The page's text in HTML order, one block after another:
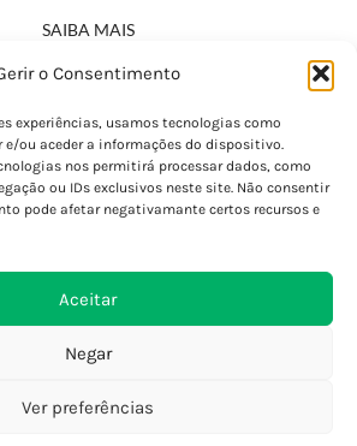
o Consentimento
experiências, usamos tecnologias como
e/ou aceder a informações do dispositivo.
nos permitirá processar dados, como
ou IDs exclusivos neste site. Não consentir
pode afetar negativamante certos recursos e
Aceitar
Negar
Ver preferências
SAIBA MAIS
Política de Privacidade
Termos e Condições
Perguntas Frequentes
Custos de Envio
Internacionais
Devoluções e Trocas